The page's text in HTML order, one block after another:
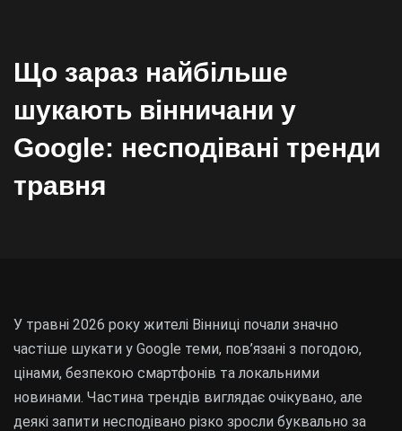
Що зараз найбільше
шукають вінничани у
Google: несподівані тренди
травня
У травні 2026 року жителі Вінниці почали значно
частіше шукати у Google теми, пов’язані з погодою,
цінами, безпекою смартфонів та локальними
новинами. Частина трендів виглядає очікувано, але
деякі запити несподівано різко зросли буквально за